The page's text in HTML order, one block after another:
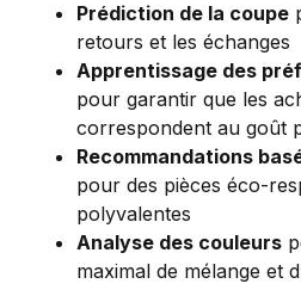
Prédiction de la coupe
retours et les échanges
Apprentissage des
pour garantir que les
correspondent au goût
Recommandations
pour des pièces éco-
polyvalentes
Analyse des couleurs
maximal de mélange et